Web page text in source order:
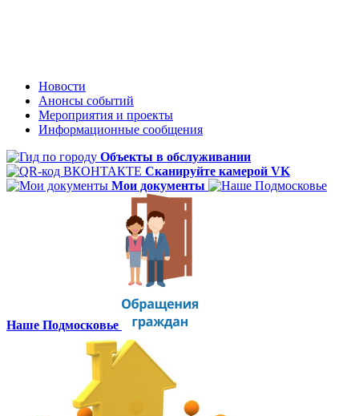
Новости
Анонсы событий
Мероприятия и проекты
Информационные сообщения
Объекты в обслуживании
Сканируйте камерой VK
Мои документы
Наше Подмосковье